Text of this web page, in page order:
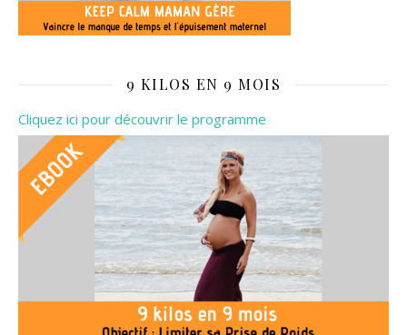
9 KILOS EN 9 MOIS
Cliquez ici pour découvrir le programme